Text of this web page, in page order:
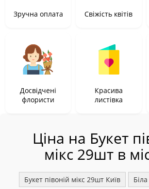
Зручна оплата Свіжість квітів
Досвідчені
флористи
Красива
листівка
Ціна на Букет
мікс 29шт в
Букет півоній мікс 29шт Київ